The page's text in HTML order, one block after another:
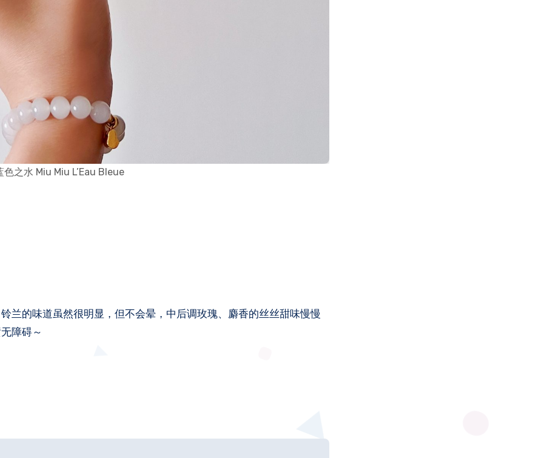
之水 Miu Miu L’Eau Bleue
兰的味道虽然很明显，但不会晕，中后调玫瑰、麝香的丝丝甜味慢慢
障碍～